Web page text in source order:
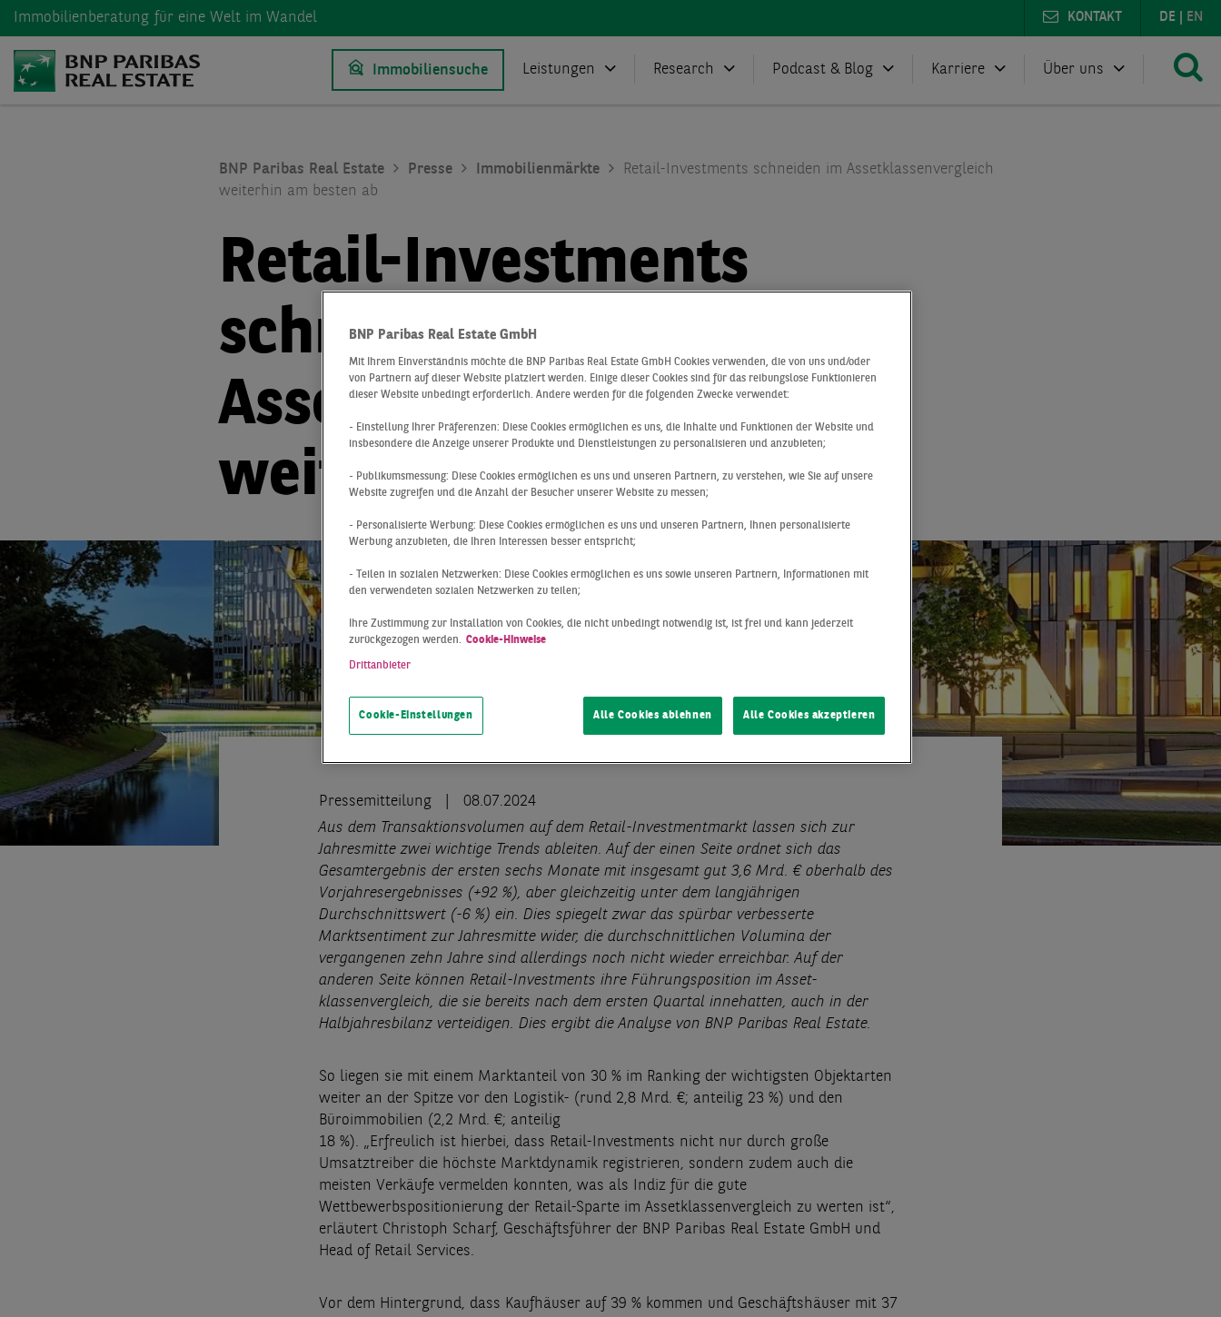
Immobilienberatung für eine Welt im Wandel DE EN
KONTAKT
Immobiliensuche Leistungen Research Podcast & Blog Karriere Über uns
BNP Paribas Real Estate Presse Immobilienmärkte
Retail-Investments schneiden im Assetklassenvergleich
weiterhin am besten ab
Retail-Investments
schneiden im
Assetklassenvergleich
weiterhin am besten ab
Pressemitteilung
08.07.2024
Aus dem Transaktionsvolumen auf dem Retail-Investmentmarkt lassen sich zur
Jahresmitte zwei wichtige Trends ableiten. Auf der einen Seite ordnet sich das
Gesamtergebnis der ersten sechs Monate mit insgesamt gut 3,6 Mrd. € oberhalb des
Vorjahresergebnisses (+92 %), aber gleichzeitig unter dem langjährigen
Durchschnittswert (-6 %) ein. Dies spiegelt zwar das spürbar verbesserte
Marktsentiment zur Jahresmitte wider, die durchschnittlichen Volumina der
vergangenen zehn Jahre sind allerdings noch nicht wieder erreichbar. Auf der
anderen Seite können Retail-Investments ihre Führungsposition im Asset-
klassenvergleich, die sie bereits nach dem ersten Quartal innehatten, auch in der
Halbjahresbilanz verteidigen. Dies ergibt die Analyse von BNP Paribas Real Estate.
So liegen sie mit einem Marktanteil von 30 % im Ranking der wichtigsten Objektarten
weiter an der Spitze vor den Logistik- (rund 2,8 Mrd. €; anteilig 23 %) und den
Büroimmobilien (2,2 Mrd. €; anteilig
18 %). „Erfreulich ist hierbei, dass Retail-Investments nicht nur durch große
Umsatztreiber die höchste Marktdynamik registrieren, sondern zudem auch die
meisten Verkäufe vermelden konnten, was als Indiz für die gute
Wettbewerbspositionierung der Retail-Sparte im Assetklassenvergleich zu werten ist“,
erläutert Christoph Scharf, Geschäftsführer der BNP Paribas Real Estate GmbH und
Head of Retail Services.
Vor dem Hintergrund, dass Kaufhäuser auf 39 % kommen und Geschäftshäuser mit 37
BNP Paribas Real Estate GmbH
Mit Ihrem Einverständnis möchte die BNP Paribas Real Estate GmbH Cookies verwenden, die von uns und/oder
von Partnern auf dieser Website platziert werden. Einige dieser Cookies sind für das reibungslose Funktionieren
dieser Website unbedingt erforderlich. Andere werden für die folgenden Zwecke verwendet:
- Einstellung Ihrer Präferenzen: Diese Cookies ermöglichen es uns, die Inhalte und Funktionen der Website und
insbesondere die Anzeige unserer Produkte und Dienstleistungen zu personalisieren und anzubieten;
- Publikumsmessung: Diese Cookies ermöglichen es uns und unseren Partnern, zu verstehen, wie Sie auf unsere
Website zugreifen und die Anzahl der Besucher unserer Website zu messen;
- Personalisierte Werbung: Diese Cookies ermöglichen es uns und unseren Partnern, Ihnen personalisierte
Werbung anzubieten, die Ihren Interessen besser entspricht;
- Teilen in sozialen Netzwerken: Diese Cookies ermöglichen es uns sowie unseren Partnern, Informationen mit
den verwendeten sozialen Netzwerken zu teilen;
Ihre Zustimmung zur Installation von Cookies, die nicht unbedingt notwendig ist, ist frei und kann jederzeit
zurückgezogen werden. Cookie-Hinweise
Drittanbieter
Cookie-Einstellungen Alle Cookies ablehnen Alle Cookies akzeptieren